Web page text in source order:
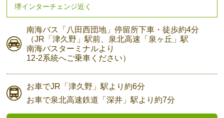
堺インターチェンジ近く
南海バス 「八田西団地」停留所下車・徒歩約4分
（JR「津久野」駅前、 泉北高速「泉ヶ丘」駅
南海バスターミナルより
12-2系統へご乗車ください）
お車でJR「津久野」駅より約6分
お車で泉北高速鉄道「深井」駅より約7分